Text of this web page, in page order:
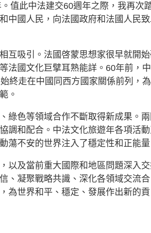
值此中法建交60週年之際，我再次
中國人民，向法國政府和法國人民致
互吸引。法國啓蒙思想家很早就開
法國文化巨擘耳熟能詳。60年前，
終走在中國同西方國家關係前列，
。
綠色等領域合作不斷取得新成果。兩
調和配合。中法文化旅遊年各項活
蕩不安的世界注入了穩定性和正能量
以及當前重大國際和地區問題深入
、凝聚戰略共識、深化各領域交流合
為世界和平、穩定、發展作出新的貢